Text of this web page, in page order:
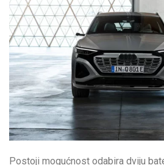
Postoji mogućnost odabira dviju